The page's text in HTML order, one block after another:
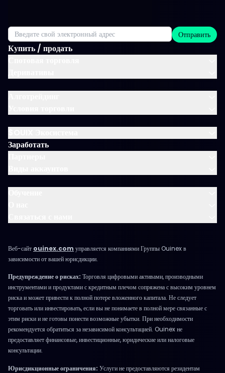
Купить / продать
Заработать
Отправить
Веб-сайт ouinex.com управляется компаниями Группы Ouinex в
зависимости от вашей юрисдикции.
Предупреждение о рисках: Торговля цифровыми активами, производными
инструментами и продуктами с кредитным плечом сопряжена с высоким уровнем
риска и может привести к полной потере вложенного капитала. Не следует
торговать или инвестировать, если вы не понимаете в полной мере связанные с
этим риски и не готовы понести возможные убытки. При необходимости
рекомендуется обратиться за независимой консультацией. Ouinex не
предоставляет финансовые, инвестиционные, юридические или налоговые
консультации.
Юрисдикционные ограничения: Услуги не предоставляются резидентам